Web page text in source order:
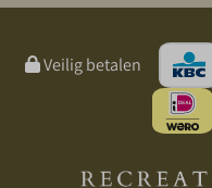
Veilig betalen